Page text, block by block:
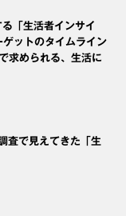
「生活者インサイ
ットのタイムライン
められる、生活に
査で見えてきた「生